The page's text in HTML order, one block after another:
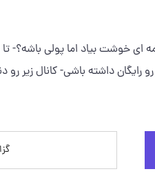
ای خوشت بیاد اما پولی باشه؟-
داشته باشی- کانال زیر رو